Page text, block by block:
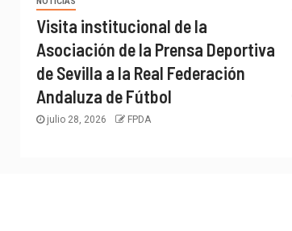
Visita institucional de la
Asociación de la Prensa Deportiva
de Sevilla a la Real Federación
Andaluza de Fútbol
julio 28, 2026 FPDA